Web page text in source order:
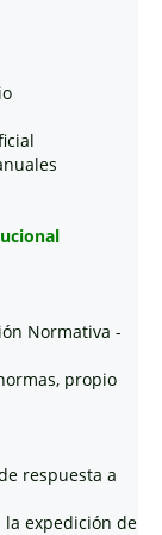
Normativa -
propio
respuesta a
la expedición de